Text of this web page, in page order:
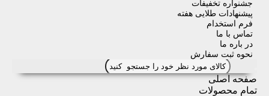
جشنواره تخفیفات
پیشنهادات طلایی هفته
فرم استخدام
تماس با ما
در باره ما
نحوه ثبت سفارش
صفحه اصلی
تمام محصولات